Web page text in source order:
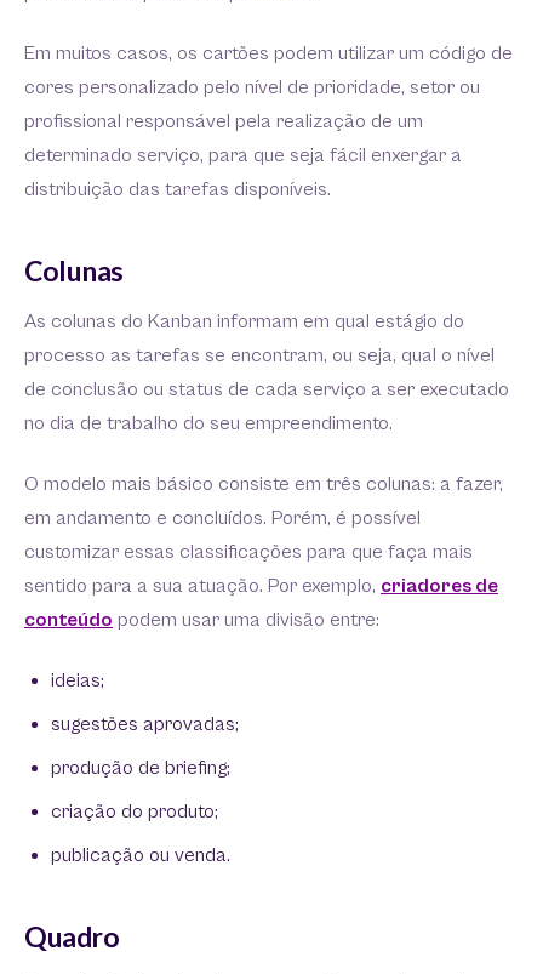
Em muitos casos, os cartões podem utilizar um código de
cores personalizado pelo nível de prioridade, setor ou
profissional responsável pela realização de um
determinado serviço, para que seja fácil enxergar a
distribuição das tarefas disponíveis.
Colunas
As colunas do Kanban informam em qual estágio do
processo as tarefas se encontram, ou seja, qual o nível
de conclusão ou status de cada serviço a ser executado
no dia de trabalho do seu empreendimento.
O modelo mais básico consiste em três colunas: a fazer,
em andamento e concluídos. Porém, é possível
customizar essas classificações para que faça mais
sentido para a sua atuação. Por exemplo, criadores de
conteúdo podem usar uma divisão entre:
ideias;
sugestões aprovadas;
produção de briefing;
criação do produto;
publicação ou venda.
Quadro